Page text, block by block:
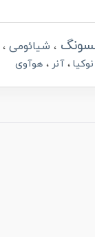
شیائومی
نوکیا آنر هوآوی